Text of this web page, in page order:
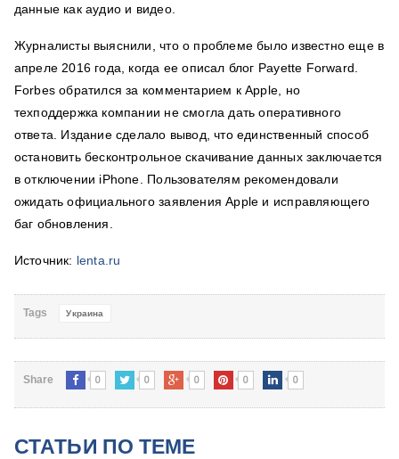
данные как аудио и видео.
Журналисты выяснили, что о проблеме было известно еще в
апреле 2016 года, когда ее описал блог Payette Forward.
Forbes обратился за комментарием к Apple, но
техподдержка компании не смогла дать оперативного
ответа. Издание сделало вывод, что единственный способ
остановить бесконтрольное скачивание данных заключается
в отключении iPhone. Пользователям рекомендовали
ожидать официального заявления Apple и исправляющего
баг обновления.
Источник: lenta.ru
Tags Украина
Share 0 0 0 0 0
СТАТЬИ ПО ТЕМЕ